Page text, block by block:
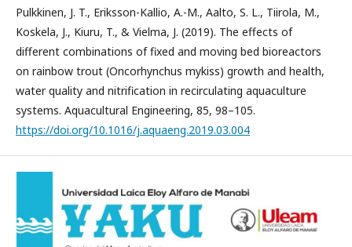
Pulkkinen, J. T., Eriksson-Kallio, A.-M., Aalto, S. L., Tiirola, M.,
Koskela, J., Kiuru, T., & Vielma, J. (2019). The effects of
different combinations of fixed and moving bed bioreactors
on rainbow trout (Oncorhynchus mykiss) growth and health,
water quality and nitrification in recirculating aquaculture
systems. Aquacultural Engineering, 85, 98–105.
https://doi.org/10.1016/j.aquaeng.2019.03.004